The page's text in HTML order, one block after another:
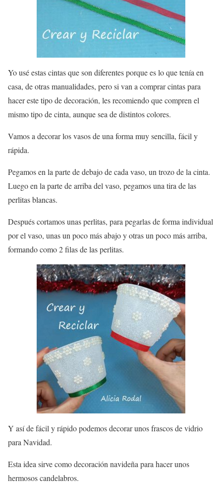
Yo usé estas cintas que son diferentes porque es lo que tenía en
casa, de otras manualidades, pero si van a comprar cintas para
hacer este tipo de decoración, les recomiendo que compren el
mismo tipo de cinta, aunque sea de distintos colores.
Vamos a decorar los vasos de una forma muy sencilla, fácil y
rápida.
Pegamos en la parte de debajo de cada vaso, un trozo de la cinta.
Luego en la parte de arriba del vaso, pegamos una tira de las
perlitas blancas.
Después cortamos unas perlitas, para pegarlas de forma individual
por el vaso, unas un poco más abajo y otras un poco más arriba,
formando como 2 filas de las perlitas.
Y así de fácil y rápido podemos decorar unos frascos de vidrio
para Navidad.
Esta idea sirve como decoración navideña para hacer unos
hermosos candelabros.